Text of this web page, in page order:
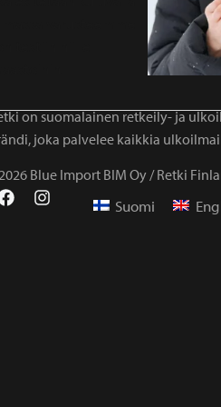
on suomalainen retkeily- ja
joka palvelee kaikkia
Blue Import BIM Oy / Retki
Suomi